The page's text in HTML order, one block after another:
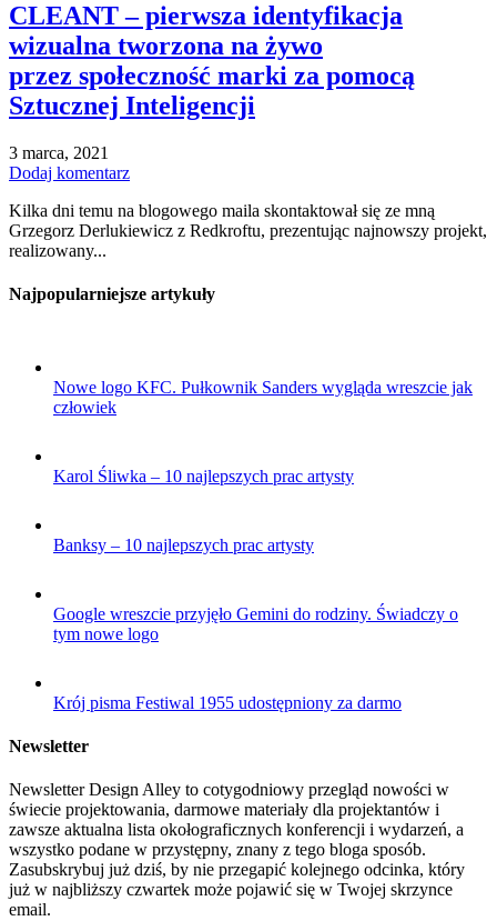
CLEANT – pierwsza identyfikacja
wizualna tworzona na żywo
przez społeczność marki za pomocą
Sztucznej Inteligencji
3 marca, 2021
Dodaj komentarz
Kilka dni temu na blogowego maila skontaktował się ze mną
Grzegorz Derlukiewicz z Redkroftu, prezentując najnowszy projekt,
realizowany...
Najpopularniejsze artykuły
Nowe logo KFC. Pułkownik Sanders wygląda wreszcie jak
człowiek
Karol Śliwka – 10 najlepszych prac artysty
Banksy – 10 najlepszych prac artysty
Google wreszcie przyjęło Gemini do rodziny. Świadczy o
tym nowe logo
Krój pisma Festiwal 1955 udostępniony za darmo
Newsletter
Newsletter Design Alley to cotygodniowy przegląd nowości w
świecie projektowania, darmowe materiały dla projektantów i
zawsze aktualna lista okołograficznych konferencji i wydarzeń, a
wszystko podane w przystępny, znany z tego bloga sposób.
Zasubskrybuj już dziś, by nie przegapić kolejnego odcinka, który
już w najbliższy czwartek może pojawić się w Twojej skrzynce
email.